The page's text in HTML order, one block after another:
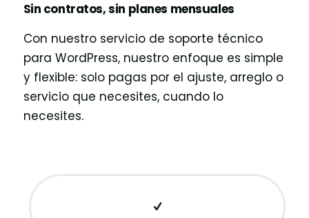
Sin contratos, sin planes mensuales
Con nuestro servicio de soporte técnico
para WordPress, nuestro enfoque es simple
y flexible: solo pagas por el ajuste, arreglo o
servicio que necesites, cuando lo
necesites.